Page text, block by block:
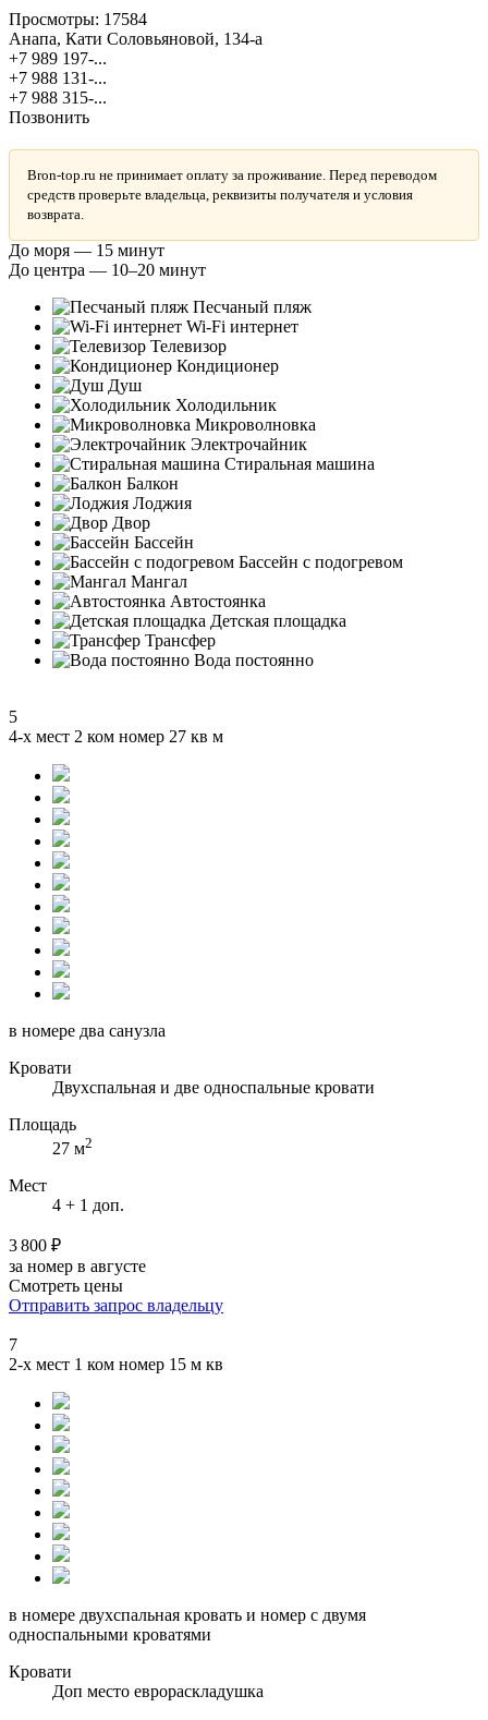
Просмотры: 17584
Анапа, Кати Соловьяновой, 134-а
+7 989 197-...
+7 988 131-...
+7 988 315-...
Позвонить
Bron-top.ru не принимает оплату за проживание. Перед переводом
средств проверьте владельца, реквизиты получателя и условия
возврата.
До моря — 15 минут
До центра — 10–20 минут
Песчаный пляж
Wi-Fi интернет
Телевизор
Кондиционер
Душ
Холодильник
Микроволновка
Электрочайник
Стиральная машина
Балкон
Лоджия
Двор
Бассейн
Бассейн с подогревом
Мангал
Автостоянка
Детская площадка
Трансфер
Вода постоянно
5
4-х мест 2 ком номер 27 кв м
в номере два санузла
Кровати
Двухспальная и две односпальные кровати
Площадь
27 м2
Мест
4 + 1 доп.
3 800 ₽
за номер в августе
Смотреть цены
Отправить запрос владельцу
7
2-х мест 1 ком номер 15 м кв
в номере двухспальная кровать и номер с двумя
односпальными кроватями
Кровати
Доп место еврораскладушка